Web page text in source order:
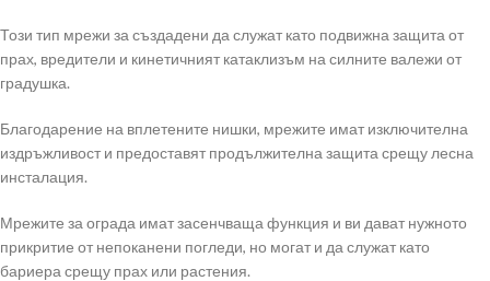
Този тип мрежи за създадени да служат като подвижна защита от
прах, вредители и кинетичният катаклизъм на силните валежи от
градушка.
Благодарение на вплетените нишки, мрежите имат изключителна
издръжливост и предоставят продължителна защита срещу лесна
инсталация.
Мрежите за ограда имат засенчваща функция и ви дават нужното
прикритие от непоканени погледи, но могат и да служат като
бариера срещу прах или растения.